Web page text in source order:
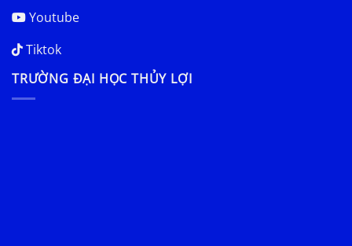
Youtube
Tiktok
TRƯỜNG ĐẠI HỌC THỦY LỢI